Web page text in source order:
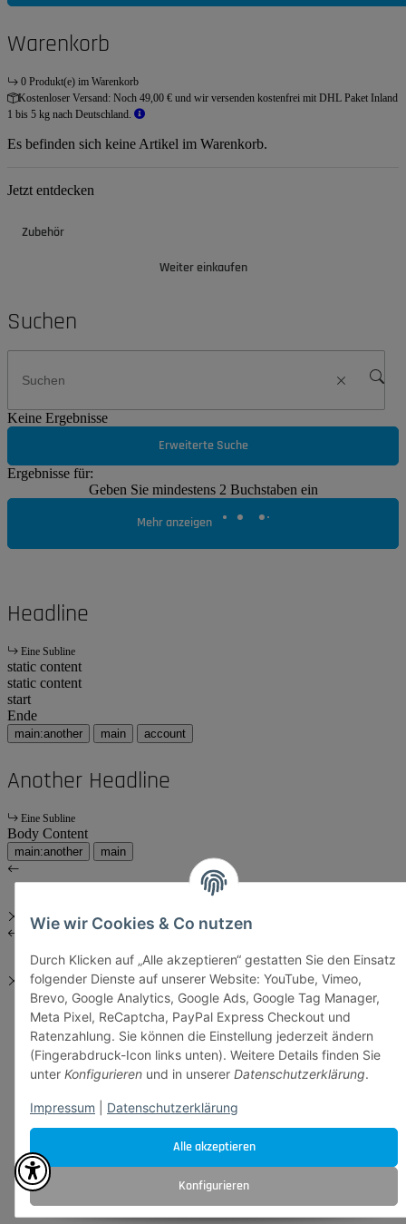
Alle akzeptieren
Konfigurieren
Wie wir Cookies & Co nutzen
Durch Klicken auf „Alle akzeptieren“ gestatten Sie den Einsatz
folgender Dienste auf unserer Website: YouTube, Vimeo,
Brevo, Google Analytics, Google Ads, Google Tag Manager,
Meta Pixel, ReCaptcha, PayPal Express Checkout und
Ratenzahlung. Sie können die Einstellung jederzeit ändern
(Fingerabdruck-Icon links unten). Weitere Details finden Sie
unter Konfigurieren und in unserer Datenschutzerklärung.
Impressum Datenschutzerklärung
Warenkorb
0 Produkt(e) im Warenkorb
Kostenloser Versand: Noch 49,00 € und wir versenden kostenfrei mit DHL Paket Inland
1 bis 5 kg nach Deutschland.
Es befinden sich keine Artikel im Warenkorb.
Jetzt entdecken
Zubehör
Weiter einkaufen
Suchen
Keine Ergebnisse
Erweiterte Suche
Ergebnisse für:
Geben Sie mindestens 2 Buchstaben ein
Mehr anzeigen
Headline
Eine Subline
static content
static content
start
Ende
main:another main account
Another Headline
Eine Subline
Body Content
main:another main